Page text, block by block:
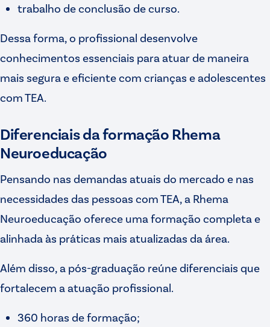
trabalho de conclusão de curso.
Dessa forma, o profissional desenvolve
conhecimentos essenciais para atuar de maneira
mais segura e eficiente com crianças e adolescentes
com TEA.
Diferenciais da formação Rhema
Neuroeducação
Pensando nas demandas atuais do mercado e nas
necessidades das pessoas com TEA, a Rhema
Neuroeducação oferece uma formação completa e
alinhada às práticas mais atualizadas da área.
Além disso, a pós-graduação reúne diferenciais que
fortalecem a atuação profissional.
360 horas de formação;